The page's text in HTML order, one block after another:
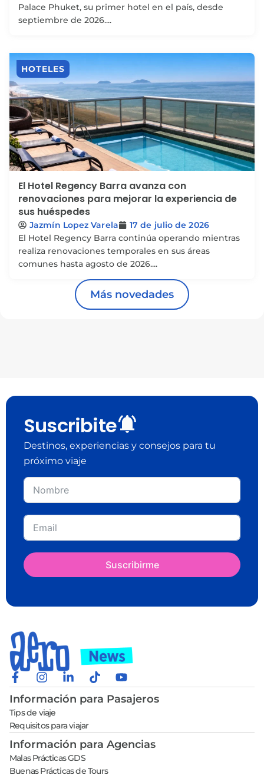
Palace Phuket, su primer hotel en el país, desde
septiembre de 2026....
HOTELES
El Hotel Regency Barra avanza con
renovaciones para mejorar la experiencia de
sus huéspedes
Jazmín Lopez Varela
17 de julio de 2026
El Hotel Regency Barra continúa operando mientras
realiza renovaciones temporales en sus áreas
comunes hasta agosto de 2026....
Más novedades
Suscribite
Destinos, experiencias y consejos para tu
próximo viaje
Suscribirme
Información para Pasajeros
Tips de viaje
Requisitos para viajar
Información para Agencias
Malas Prácticas GDS
Buenas Prácticas de Tours